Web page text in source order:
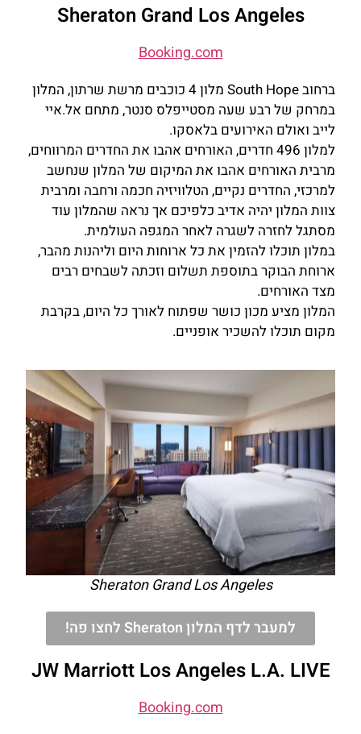
Sheraton Grand Los Angeles
Booking.com
ברחוב South Hope מלון 4 כוכבים מרשת שרתון, המלון
במרחק של רבע שעה מסטייפלס סנטר, מתחם אל.איי
לייב ואולם האירועים בלאסקו.
למלון 496 חדרים, האורחים אהבו את החדרים המרווחים,
מרבית האורחים אהבו את המיקום של המלון שנחשב
למרכזי, החדרים נקיים, הטלוויזיה חכמה ורחבה ומרבית
צוות המלון יהיה אדיב כלפיכם אך נראה שהמלון עוד
מסתגל לחזרה לשגרה לאחר המגפה העולמית.
במלון תוכלו להזמין את כל ארוחות היום וליהנות מהבר,
ארוחת הבוקר בתוספת תשלום וזכתה לשבחים רבים
מצד האורחים.
המלון מציע מכון כושר שפתוח לאורך כל היום, בקרבת
מקום תוכלו להשכיר אופניים.
Sheraton Grand Los Angeles
למעבר לדף המלון Sheraton לחצו פה!
JW Marriott Los Angeles L.A. LIVE
Booking.com